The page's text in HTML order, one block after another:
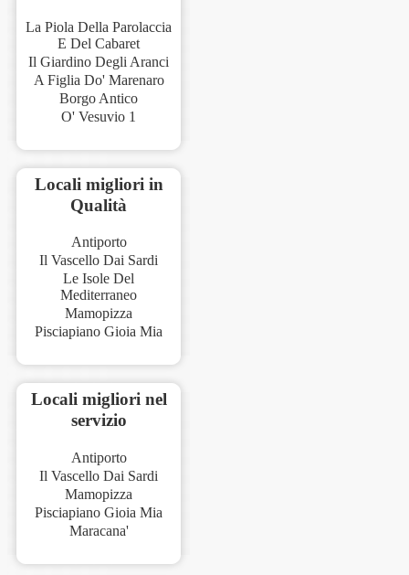
La Piola Della Parolaccia
E Del Cabaret
Il Giardino Degli Aranci
A Figlia Do' Marenaro
Borgo Antico
O' Vesuvio 1
Locali migliori in
Qualità
Antiporto
Il Vascello Dai Sardi
Le Isole Del
Mediterraneo
Mamopizza
Pisciapiano Gioia Mia
Locali migliori nel
servizio
Antiporto
Il Vascello Dai Sardi
Mamopizza
Pisciapiano Gioia Mia
Maracana'